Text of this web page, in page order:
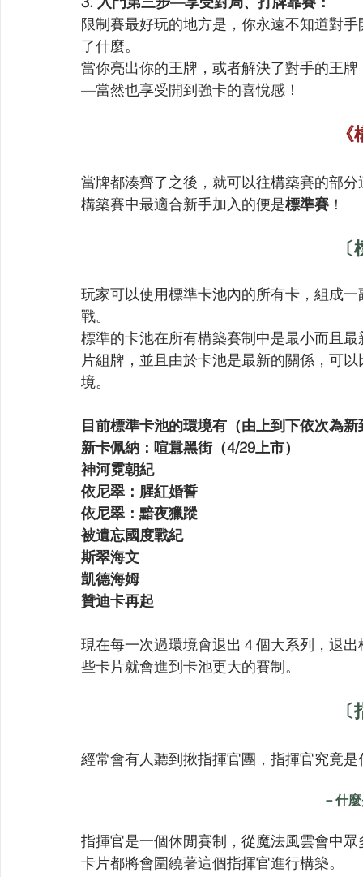
限制賽最好玩的地方是，你永遠不知道對
了什麼。
當你亮出你的王牌，或者解決了對手的王
—當然也享受開到強卡的喜悅感！
當牌都湊齊了之後，就可以往構築賽的部分
構築賽中最適合新手加入的便是標準賽 ！
玩家可以使用標準卡池內的所有卡，組成
戰。
標準的卡池在所有構築賽制中是最小而且
片組牌，並且由於卡池是最新的關係，可
境。
目前標準卡池的環境有（由上到下依次為新
新卡佩納：喧囂黑街（4/29上市）
神河霓朝紀
依尼翠：腥紅婚誓
依尼翠：黯夜獵蹤
被遺忘國度戰紀
斯翠海文
凱德海姆
贊迪卡再起
現在每一次過環境會退出４個大系列，退
些卡片就會進到卡池更大的賽制。
經常會有人聽到揪指揮官團，指揮官究竟
－什
指揮官是一個休閒賽制，從魔法風雲會中
卡片都將會圍繞著這個指揮官進行構築。